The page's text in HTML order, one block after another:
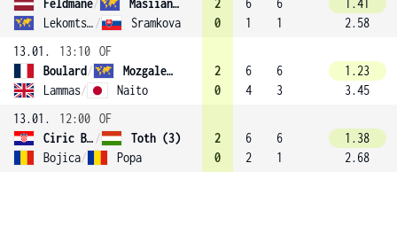
Feldmane/
Masiianskaia
Lekomtseva / Sramkova
2
0
6
1
6
1
1.41
2.58
13.01.
13:10 OF
Boulard/
Mozgaleva
Lammas/ Naito
2
0
6
4
6
3
1.23
3.45
13.01.
12:00 OF
Ciric Bagaric /
Toth (3)
Bojica/ Popa
2
0
6
2
6
1
1.38
2.68